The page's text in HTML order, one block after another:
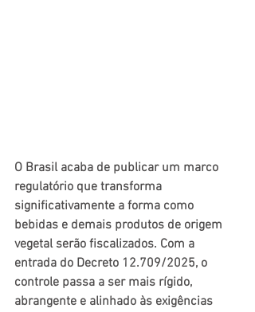
O Brasil acaba de publicar um marco
regulatório que transforma
significativamente a forma como
bebidas e demais produtos de origem
vegetal serão fiscalizados. Com a
entrada do Decreto 12.709/2025, o
controle passa a ser mais rígido,
abrangente e alinhado às exigências